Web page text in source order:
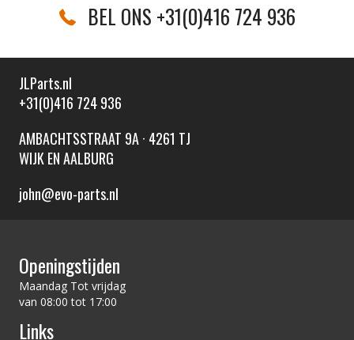
BEL ONS +31(0)416 724 936
JLParts.nl
+31(0)416 724 936
AMBACHTSSTRAAT 9A · 4261 TJ
WIJK EN AALBURG
john@evo-parts.nl
Openingstijden
Maandag Tot vrijdag
van 08:00 tot 17:00
Links